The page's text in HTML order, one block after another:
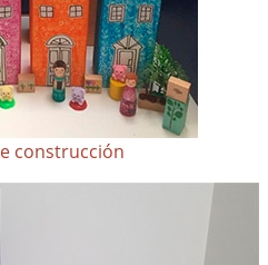
construcción